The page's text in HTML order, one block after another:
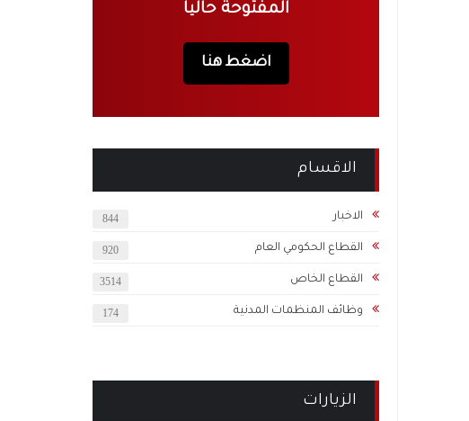
المفتوحة حاليا
اضغط هنا
الاقسام
الاخبار 844
القطاع الحكومي العام 920
القطاع الخاص 3514
وظائف المنظمات المدنية 174
الزيارات